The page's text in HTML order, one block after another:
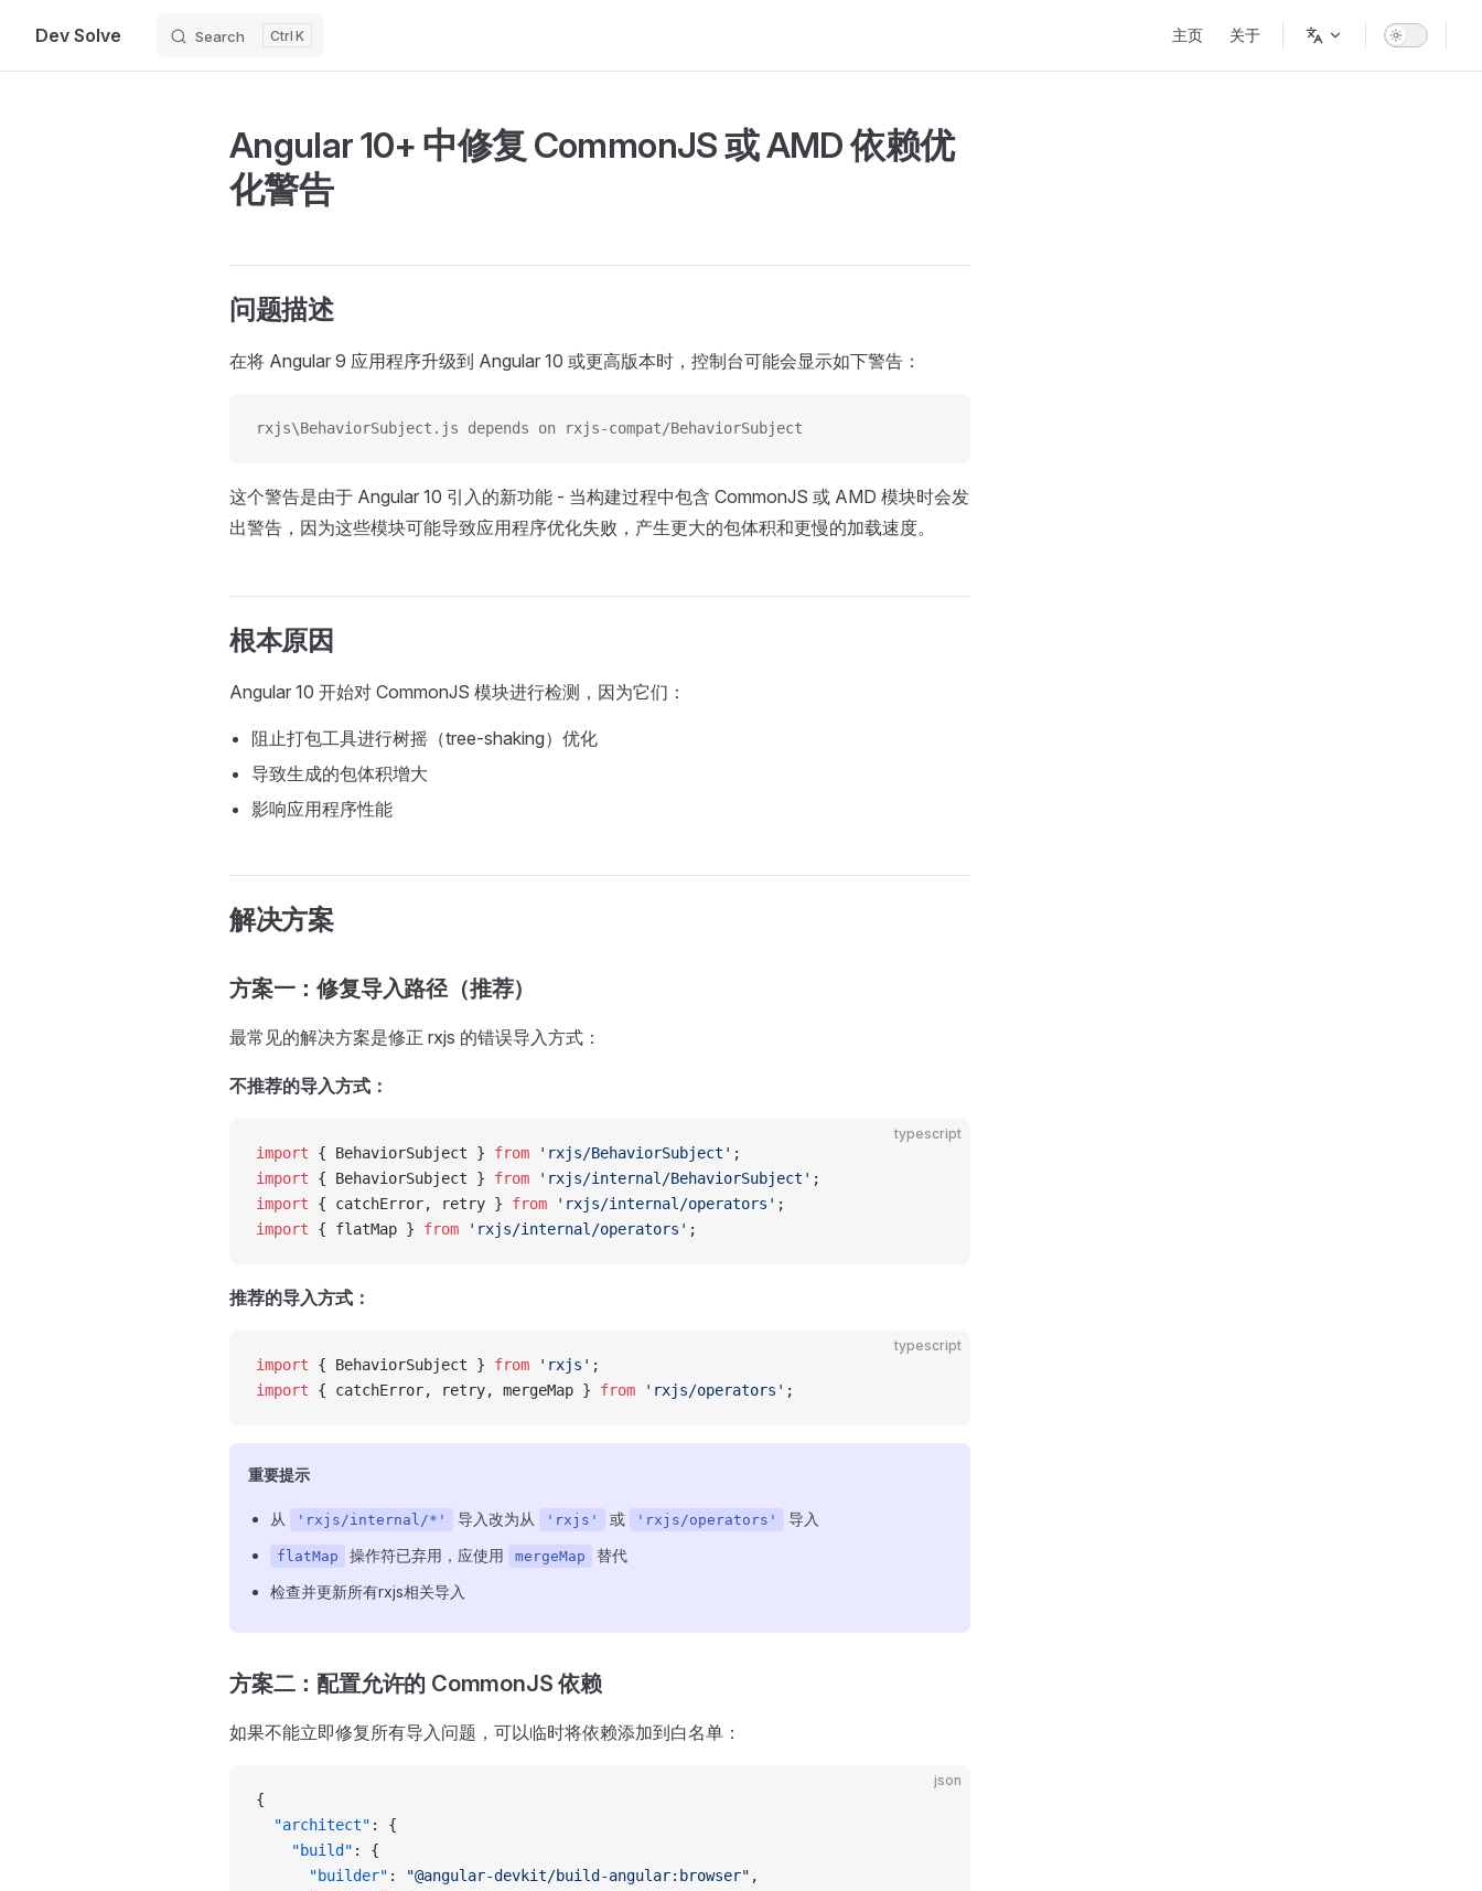
Skip to content
Dev Solve Search K 主页 关于
Angular 10+ 中修复 CommonJS 或 AMD 依赖优
化警告
问题描述
在将 Angular 9 应用程序升级到 Angular 10 或更高版本时，控制台可能会显示如下警告：
rxjs\BehaviorSubject.js depends on rxjs-compat/BehaviorSubject
这个警告是由于 Angular 10 引入的新功能 - 当构建过程中包含 CommonJS 或 AMD 模块时会发
出警告，因为这些模块可能导致应用程序优化失败，产生更大的包体积和更慢的加载速度。
根本原因
Angular 10 开始对 CommonJS 模块进行检测，因为它们：
阻止打包工具进行树摇（tree-shaking）优化
导致生成的包体积增大
影响应用程序性能
解决方案
方案一：修复导入路径（推荐）
最常见的解决方案是修正 rxjs 的错误导入方式：
不推荐的导入方式：
typescript
import { BehaviorSubject } from 'rxjs/BehaviorSubject' ;
import { BehaviorSubject } from 'rxjs/internal/BehaviorSubject' ;
import { catchError, retry } from 'rxjs/internal/operators' ;
import { flatMap } from 'rxjs/internal/operators' ;
推荐的导入方式：
typescript
import { BehaviorSubject } from 'rxjs' ;
import { catchError, retry, mergeMap } from 'rxjs/operators' ;
重要提示
从 'rxjs/internal/*' 导入改为从 'rxjs' 或 'rxjs/operators' 导入
flatMap 操作符已弃用，应使用 mergeMap
替代
检查并更新所有rxjs相关导入
方案二：配置允许的 CommonJS 依赖
如果不能立即修复所有导入问题，可以临时将依赖添加到白名单：
json
{
  "architect"
: {
    "build"
: {
      "builder"
: "@angular-devkit/build-angular:browser" ,